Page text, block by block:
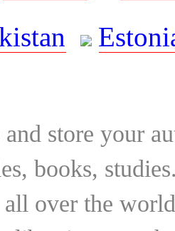
and store your
books,
all over the